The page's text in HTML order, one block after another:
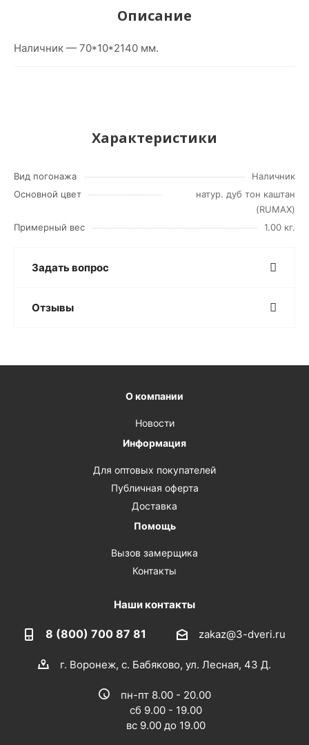
Описание
Наличник — 70*10*2140 мм.
Характеристики
Вид погонажа
Наличник
Основной цвет
натур. дуб тон каштан
(RUMAX)
Примерный вес
1.00 кг.
Задать вопрос
Отзывы
О компании
Новости
Информация
Для оптовых покупателей
Публичная оферта
Доставка
Помощь
Вызов замерщика
Контакты
Наши контакты
8 (800) 700 87 81 zakaz@3-dveri.ru
г. Воронеж, с. Бабяково, ул. Лесная, 43 Д.
пн-пт 8.00 - 20.00
сб 9.00 - 19.00
вс 9.00 до 19.00